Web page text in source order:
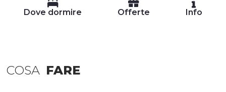
Dove dormire Offerte Info
COSA FARE